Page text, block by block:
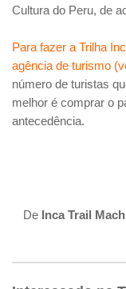
Cultura do Peru, de
Para fazer a Trilha
agência de turismo
número de turistas
melhor é comprar o
antecedência.
De Inca Trail